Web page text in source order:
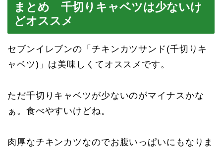
まとめ 千切りキャベツは少ないけ
どオススメ
セブンイレブンの「チキンカツサンド(千切りキ
ャベツ)」は美味しくてオススメです。
ただ千切りキャベツが少ないのがマイナスかな
ぁ。食べやすいけどね。
肉厚なチキンカツなのでお腹いっぱいにもなりま